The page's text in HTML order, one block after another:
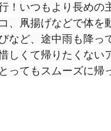
！いつもより長めの
、凧揚げなどで体を
など、途中雨も降っ
しくて帰りたくない
ってもスムーズに帰